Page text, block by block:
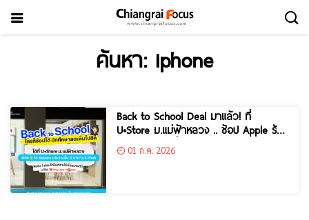
ค้นหา: iphone
Back to School Deal มาแล้ว! ที่
U•Store ม.แม่ฟ้าหลวง .. ช้อป Apple รับ
ส่วนลดราคาเพื่อการศึกษา สูงสุด 5,000.-
*
01 ก.ค. 2026